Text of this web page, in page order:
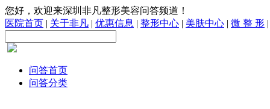
您好，欢迎来深圳非凡整形美容问答频道！
医院首页 | 关于非凡 | 优惠信息 | 整形中心 | 美肤中心 | 微 整 形
问答首页
问答分类